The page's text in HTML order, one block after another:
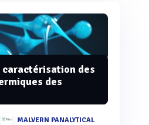
des
des
MALVERN PANALYTICAL